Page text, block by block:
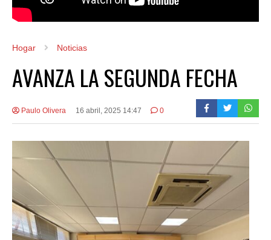
Hogar Noticias
AVANZA LA SEGUNDA FECHA
Paulo Olivera 16 abril, 2025 14:47 0